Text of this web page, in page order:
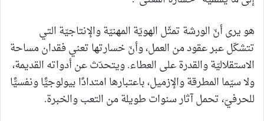
هو يرى أنّ الورشة تمثّل الهويّة المهنيّة والإنتاجيّة التي
تتشكّل عبر عقود من العمل، وأنّ خسارتها تعني فقدان مساحة
الاستقلاليّة والقدرة على العطاء. ويتحدّث عن أدواته القديمة،
ولا سيّما المطرقة والإزميل، باعتبارها امتدادًا بيولوجيًّا ونفسيًّا
للحرفيّ، تحمل آثار سنوات طويلة من التعب والخبرة.